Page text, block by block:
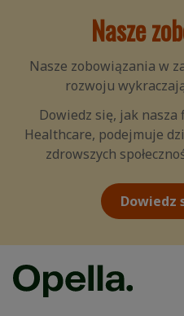
Nasze
Nasze zobowiązania w
rozwoju
Dowiedz się, jak
Healthcare, podejmuje
zdrowszych
Dowiedz